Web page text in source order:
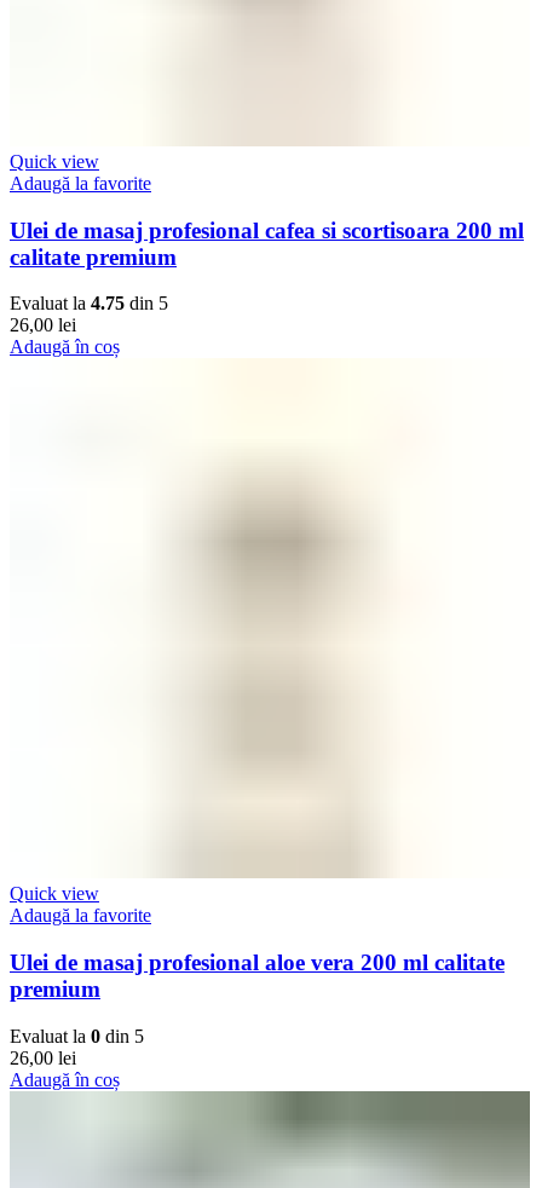
Quick view
Adaugă la favorite
Ulei de masaj profesional cafea si scortisoara 200 ml
calitate premium
Evaluat la 4.75 din 5
26,00 lei
Adaugă în coș
Quick view
Adaugă la favorite
Ulei de masaj profesional aloe vera 200 ml calitate
premium
Evaluat la 0 din 5
26,00 lei
Adaugă în coș